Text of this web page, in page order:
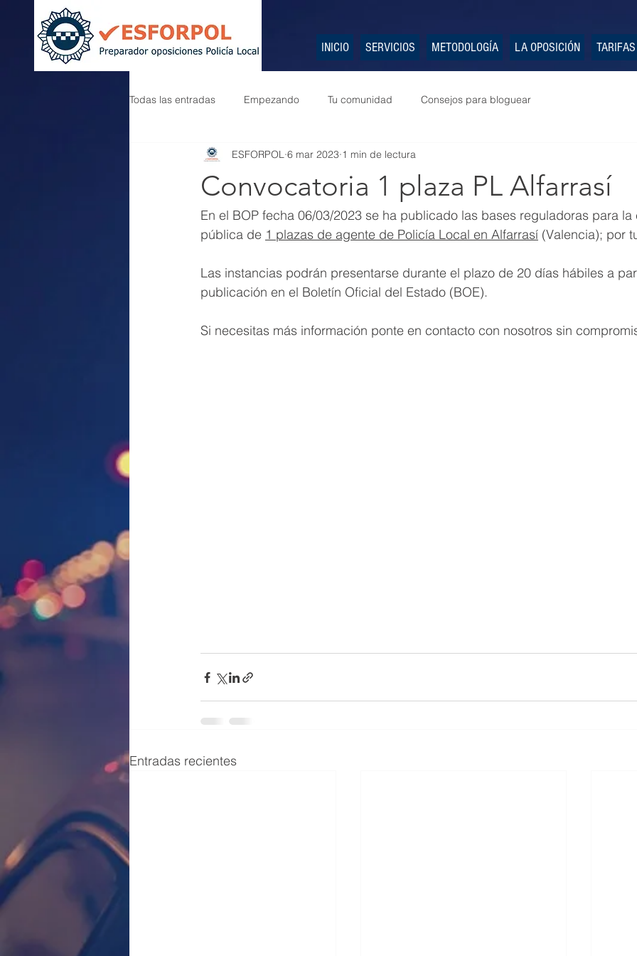
INICIO SERVICIOS METODOLOGÍA LA OPOSICIÓN TARIFAS
Todas las entradas Empezando Tu comunidad Consejos para bloguear
Convocatoria 1 plaza PL Alfarrasí
ESFORPOL 6 mar 2023 1 min de lectura
En el BOP fecha 06/03/2023 se ha publicado las bases reguladoras para
pública de 1 plazas de agente de Policía Local en Alfarrasí (Valencia); por
Las instancias podrán presentarse durante el plazo de 20 días hábiles a
publicación en el Boletín Oficial del Estado (BOE).
Si necesitas más información ponte en contacto con nosotros sin
Entradas recientes